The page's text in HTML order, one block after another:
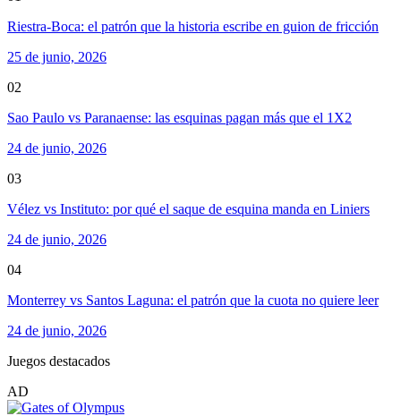
Riestra-Boca: el patrón que la historia escribe en guion de fricción
25 de junio, 2026
02
Sao Paulo vs Paranaense: las esquinas pagan más que el 1X2
24 de junio, 2026
03
Vélez vs Instituto: por qué el saque de esquina manda en Liniers
24 de junio, 2026
04
Monterrey vs Santos Laguna: el patrón que la cuota no quiere leer
24 de junio, 2026
Juegos destacados
AD